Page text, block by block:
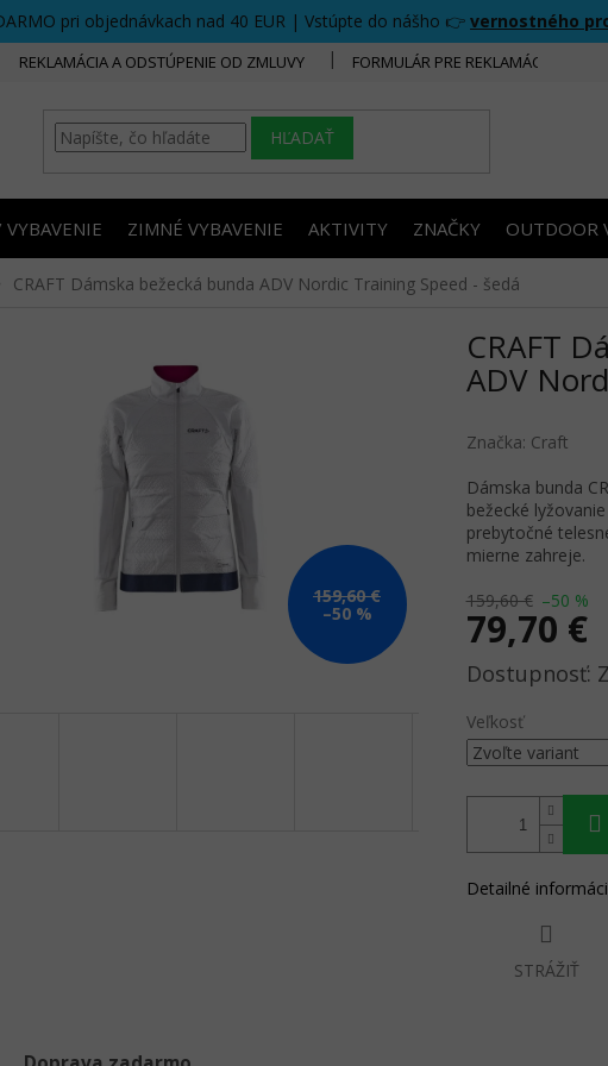
pri objednávkach nad 40 EUR | Vstúpte do nášho 👉 vernostného
REKLAMÁCIA A ODSTÚPENIE OD ZMLUVY FORMULÁR PRE REKLAMÁCIU
HĽADAŤ
ZIMNÉ VYBAVENIE AKTIVITY ZNAČKY OUTDOOR
CRAFT Dámska bežecká bunda ADV Nordic Training Speed - šedá
159,60 €
–50 %
CRAFT
ADV
Značka: Craft
159,60 € –50 %
79,70 €
Jednotková
Veľkosť
Dámska bunda
bežecké
prebytočné
mierne zahreje.
Detailné
STRÁŽIŤ